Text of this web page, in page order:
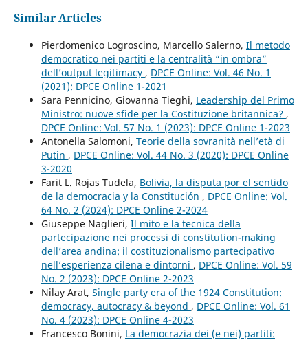
Similar Articles
Pierdomenico Logroscino, Marcello Salerno, Il metodo
democratico nei partiti e la centralità “in ombra”
dell’output legitimacy , DPCE Online: Vol. 46 No. 1
(2021): DPCE Online 1-2021
Sara Pennicino, Giovanna Tieghi, Leadership del Primo
Ministro: nuove sfide per la Costituzione britannica? ,
DPCE Online: Vol. 57 No. 1 (2023): DPCE Online 1-2023
Antonella Salomoni, Teorie della sovranità nell’età di
Putin , DPCE Online: Vol. 44 No. 3 (2020): DPCE Online
3-2020
Farit L. Rojas Tudela, Bolivia, la disputa por el sentido
de la democracia y la Constitución , DPCE Online: Vol.
64 No. 2 (2024): DPCE Online 2-2024
Giuseppe Naglieri, Il mito e la tecnica della
partecipazione nei processi di constitution-making
dell’area andina: il costituzionalismo partecipativo
nell’esperienza cilena e dintorni , DPCE Online: Vol. 59
No. 2 (2023): DPCE Online 2-2023
Nilay Arat, Single party era of the 1924 Constitution:
democracy, autocracy & beyond , DPCE Online: Vol. 61
No. 4 (2023): DPCE Online 4-2023
Francesco Bonini, La democrazia dei (e nei) partiti: